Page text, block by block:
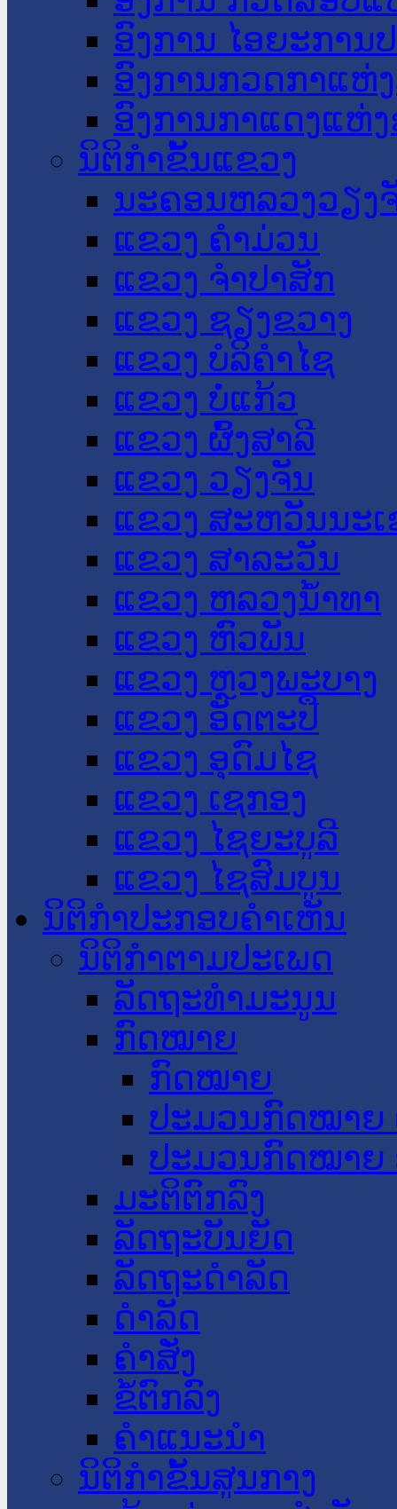
ອົງການ ໄອຍະການ
ອົງການກວດກາແຫ່
ອົງການກາແດງແຫ່
ນິຕິກໍາຂັ້ນແຂວງ
ນະ​ຄອນ​ຫລວງວຽງ
ແຂວງ ຄໍາມ່ວນ
ແຂວງ ຈໍາປາສັກ
ແຂວງ ຊຽງຂວາງ
ແຂວງ ບໍລິຄໍາໄຊ
ແຂວງ ບໍ່ແກ້ວ
ແຂວງ ຜົ້ງສາລີ
ແຂວງ ວຽງຈັນ
ແຂວງ ສະຫວັນນະ
ແຂວງ ສາລະວັນ
ແຂວງ ຫລວງນໍ້າທາ
ແຂວງ ຫົວພັນ
ແຂວງ ຫຼວງພະບາງ
ແຂວງ ອັດຕະປື
ແຂວງ ອຸດົມໄຊ
ແຂວງ ເຊກອງ
ແຂວງ ໄຊຍະບູລີ
ແຂວງ ໄຊສົມບູນ
ນິຕິກໍາປະກອບຄໍາເຫັນ
ນິຕິກໍາຕາມປະເພດ
ລັດຖະທໍາມະນູນ
ກົດໝາຍ
ກົດໝາຍ
ປະມວນກົດໝາຍ
ປະມວນກົດໝາຍ
ມະຕິຕົກລົງ
ລັດຖະບັນຍັດ
ລັດຖະດໍາລັດ
ດໍາລັດ
ຄໍາສັ່ງ
ຂໍ້ຕົກລົງ
ຄໍາແນະນໍາ
ນິຕິກຳຂັ້ນສູນກາງ